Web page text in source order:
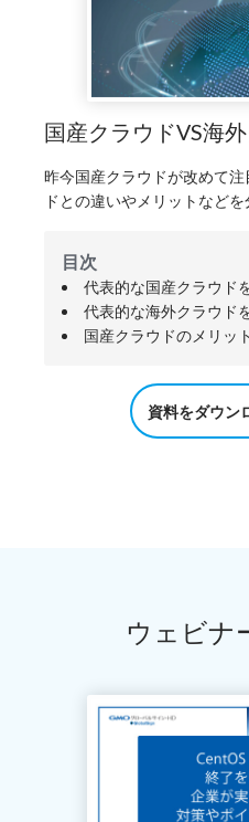
国産クラウドVS海
昨今国産クラウドが改めて
ドとの違いやメリットなど
目次
代表的な国産クラウド
代表的な海外クラウド
国産クラウドのメリット
資料をダウン
ウェビナ